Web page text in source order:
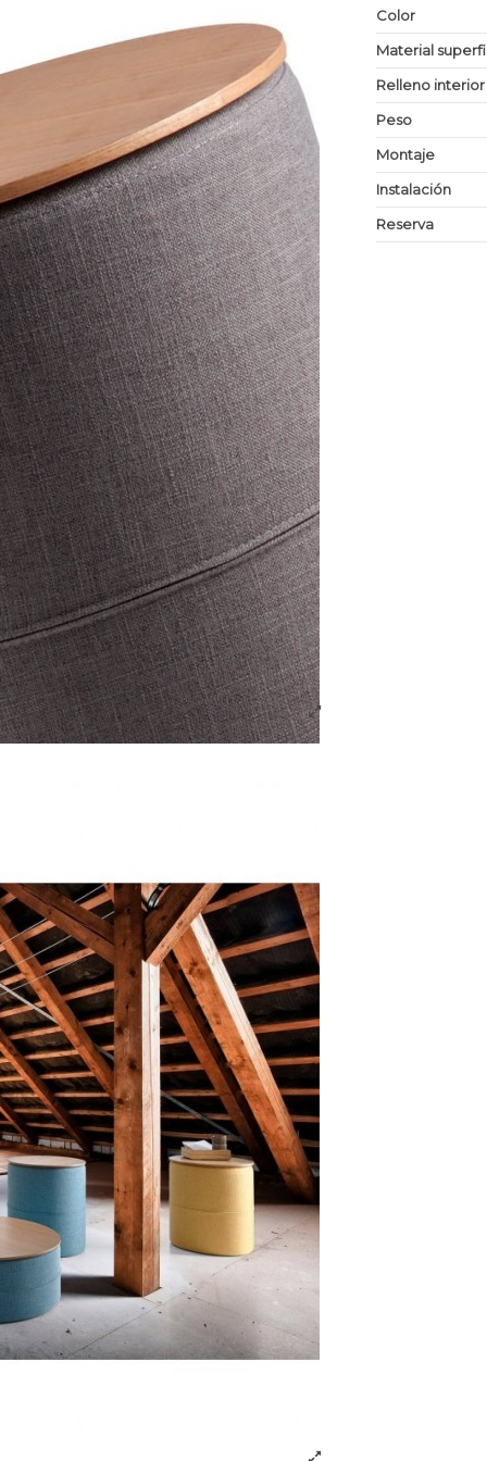
Color
Material
Relleno interior
Peso
Montaje
Instalación
Reserva